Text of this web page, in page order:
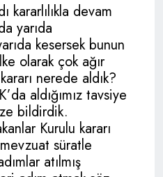
kararlılıkla devam
yarıda
kesersek bunun
olarak çok ağır
nerede aldık?
aldığımız tavsiye
bildirdik.
Kurulu kararı
süratle
atılmış